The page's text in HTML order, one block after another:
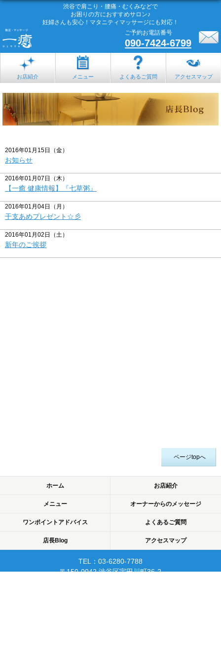
渋谷で肩こり・腰痛・むくみなどで
お困りの方におすすめサロン♪
妊婦さんも安心！マタニティマッサージにも対応！
ご予約お電話番号
090-7424-6799
お店紹介 メニュー よくあるご質問 アクセスマップ
2016年01月15日（金）
お知らせ
2016年01月07日（木）
【一癒 健康情報】『七草粥』
2016年01月04日（月）
干支あめプレゼント☆彡
2016年01月02日（土）
新年のご挨拶
ページtopへ
ホーム お店紹介
メニュー オーナーからのメッセージ
ワンポイントアドバイス よくあるご質問
店長Blog アクセスマップ
TEL：03-6280-7788
〒150-0042 渋谷区宇田川町36-2